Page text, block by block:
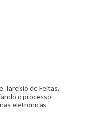
Tarcísio de Feitas,
o processo
eletrônicas